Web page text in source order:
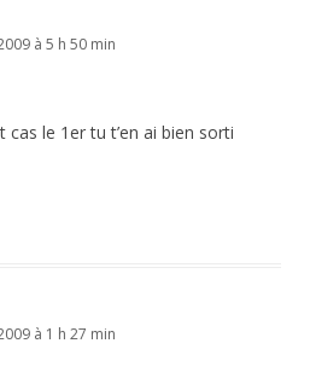
à 5 h 50 min
le 1er tu t’en ai bien sorti
à 1 h 27 min